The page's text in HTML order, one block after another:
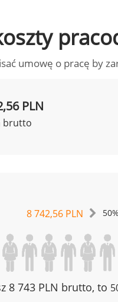
umowę o pracę by
PLN
brutto
8 742,56 PLN
8 743 PLN brutto, to